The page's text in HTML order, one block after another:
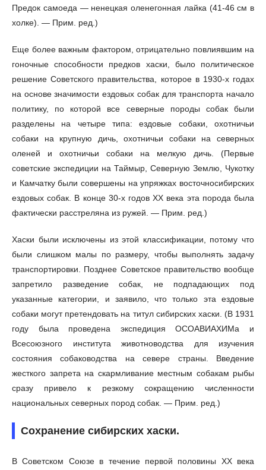
Предок самоеда — ненецкая оленегонная лайка (41-46 см в
холке). — Прим. ред.)
Еще более важным фактором, отрицательно повлиявшим на
гоночные способности предков хаски, было политическое
решение Советского правительства, которое в 1930-х годах
на основе значимости ездовых собак для транспорта начало
политику, по которой все северные породы собак были
разделены на четыре типа: ездовые собаки, охотничьи
собаки на крупную дичь, охотничьи собаки на северных
оленей и охотничьи собаки на мелкую дичь. (Первые
советские экспедиции на Таймыр, Северную Землю, Чукотку
и Камчатку были совершены на упряжках восточносибирских
ездовых собак. В конце 30-х годов XX века эта порода была
фактически расстреляна из ружей. — Прим. ред.)
Хаски были исключены из этой классификации, потому что
были слишком малы по размеру, чтобы выполнять задачу
транспортировки. Позднее Советское правительство вообще
запретило разведение собак, не подпадающих под
указанные категории, и заявило, что только эта ездовые
собаки могут претендовать на титул сибирских хаски. (В 1931
году была проведена экспедиция ОСОАВИАХИМа и
Всесоюзного института животноводства для изучения
состояния собаководства на севере страны. Введение
жесткого запрета на скармливание местным собакам рыбы
сразу привело к резкому сокращению численности
национальных северных пород собак. — Прим. ред.)
Сохранение сибирских хаски.
В Советском Союзе в течение первой половины XX века